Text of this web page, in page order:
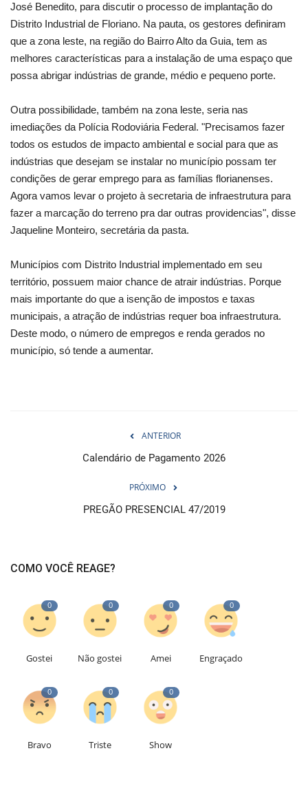
José Benedito, para discutir o processo de implantação do
Distrito Industrial de Floriano. Na pauta, os gestores definiram
que a zona leste, na região do Bairro Alto da Guia, tem as
melhores características para a instalação de uma espaço que
possa abrigar indústrias de grande, médio e pequeno porte.
Outra possibilidade, também na zona leste, seria nas
imediações da Polícia Rodoviária Federal. "Precisamos fazer
todos os estudos de impacto ambiental e social para que as
indústrias que desejam se instalar no município possam ter
condições de gerar emprego para as famílias florianenses.
Agora vamos levar o projeto à secretaria de infraestrutura para
fazer a marcação do terreno pra dar outras providencias", disse
Jaqueline Monteiro, secretária da pasta.
Municípios com Distrito Industrial implementado em seu
território, possuem maior chance de atrair indústrias. Porque
mais importante do que a isenção de impostos e taxas
municipais, a atração de indústrias requer boa infraestrutura.
Deste modo, o número de empregos e renda gerados no
município, só tende a aumentar.
ANTERIOR
Calendário de Pagamento 2026
PRÓXIMO
PREGÃO PRESENCIAL 47/2019
COMO VOCÊ REAGE?
0
Gostei
0
Não gostei
0
Amei
0
Engraçado
0
Bravo
0
Triste
0
Show